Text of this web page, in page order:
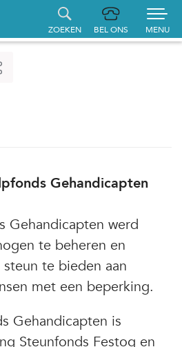
ZOEKEN BEL ONS MENU
Gehandicapten
Gehandicapten werd
te beheren en
te bieden aan
met een beperking.
Gehandicapten is
Steunfonds Festog en